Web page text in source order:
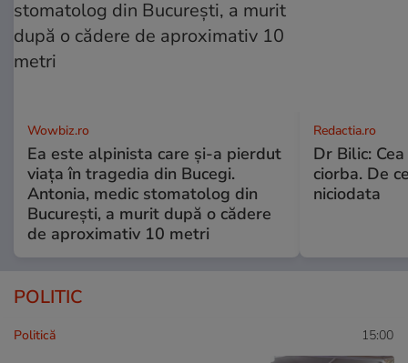
Wowbiz.ro
Ea este alpinista care și-a pierdut
viața în tragedia din Bucegi.
Antonia, medic stomatolog din
București, a murit după o cădere
de aproximativ 10 metri
Redactia.ro
Dr Bilic:
ciorba. De
niciodata
POLITIC
Politică 15:00